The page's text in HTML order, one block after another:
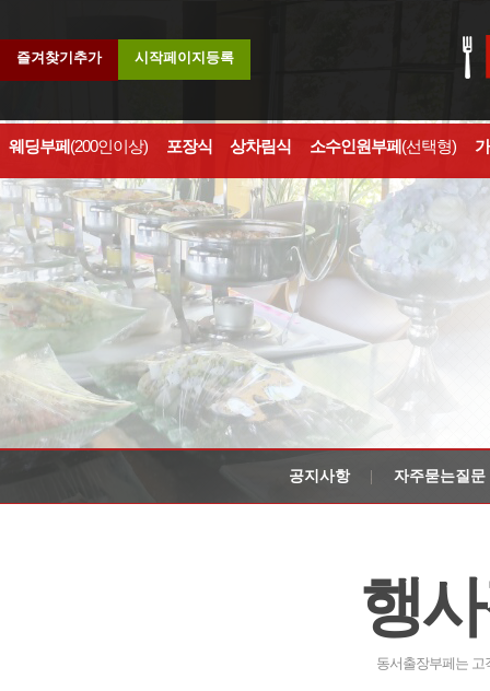
즐겨찾기추가 시작페이지등록
웨딩부페(200인이상) 포장식 상차림식 소수인원부페(선택형)
공지사항 자주묻는질문
행
동서출장부페는 고